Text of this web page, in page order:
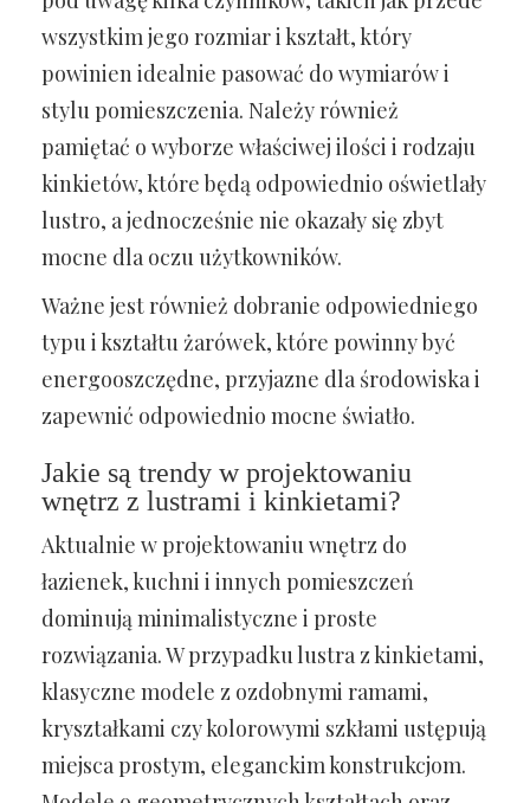
wszystkim jego rozmiar i kształt, który
powinien idealnie pasować do wymiarów i
stylu pomieszczenia. Należy również
pamiętać o wyborze właściwej ilości i rodzaju
kinkietów, które będą odpowiednio oświetlały
lustro, a jednocześnie nie okazały się zbyt
mocne dla oczu użytkowników.
Ważne jest również dobranie odpowiedniego
typu i kształtu żarówek, które powinny być
energooszczędne, przyjazne dla środowiska i
zapewnić odpowiednio mocne światło.
Jakie są trendy w projektowaniu
wnętrz z lustrami i kinkietami?
Aktualnie w projektowaniu wnętrz do
łazienek, kuchni i innych pomieszczeń
dominują minimalistyczne i proste
rozwiązania. W przypadku lustra z kinkietami,
klasyczne modele z ozdobnymi ramami,
kryształkami czy kolorowymi szkłami ustępują
miejsca prostym, eleganckim konstrukcjom.